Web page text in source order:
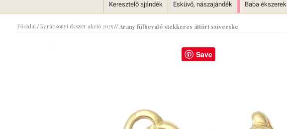
Keresztelő ajándék Esküvő, nászajándék Baba ékszerek
Főoldal/Karácsonyi ékszer akció 2025//Arany fülbevaló stekkeres áttört szívecske
Save